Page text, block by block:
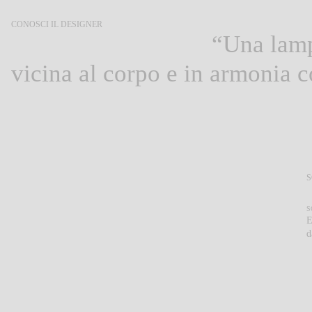
CONOSCI IL DESIGNER
“Una
vicina al corpo e in armonia